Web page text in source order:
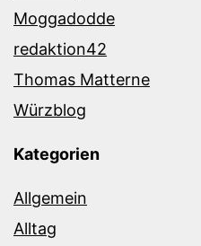
Moggadodde
redaktion42
Thomas Matterne
Würzblog
Kategorien
Allgemein
Alltag